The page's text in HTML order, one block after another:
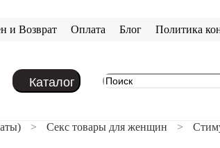
и Возврат Оплата Блог Политика
Каталог
Секс товары для женщин